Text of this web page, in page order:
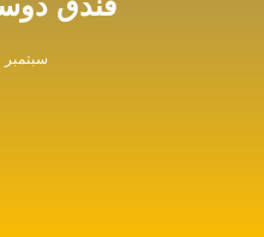
سبتمبر 27, 2025